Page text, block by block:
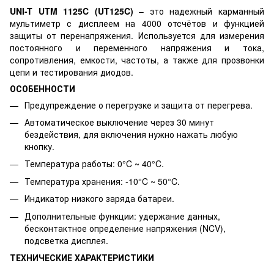
UNI-T UTM 1125C (UT125C) – это надежный карманный
мультиметр с дисплеем на 4000 отсчётов и функцией
защиты от перенапряжения. Используется для измерения
постоянного и переменного напряжения и тока,
сопротивления, емкости, частоты, а также для прозвонки
цепи и тестирования диодов.
ОСОБЕННОСТИ
Предупреждение о перегрузке и защита от перегрева.
Автоматическое выключение через 30 минут
бездействия, для включения нужно нажать любую
кнопку.
Температура работы: 0°C ~ 40°C.
Температура хранения: -10°C ~ 50°C.
Индикатор низкого заряда батареи.
Дополнительные функции: удержание данных,
бесконтактное определение напряжения (NCV),
подсветка дисплея.
ТЕХНИЧЕСКИЕ ХАРАКТЕРИСТИКИ